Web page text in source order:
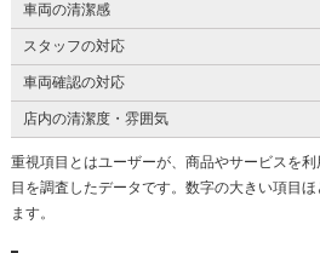
車両の清潔感
スタッフの対応
車両確認の対応
店内の清潔度・雰囲気
重視項目とはユーザーが、商品やサービスを
目を調査したデータです。数字の大きい項目
ます。